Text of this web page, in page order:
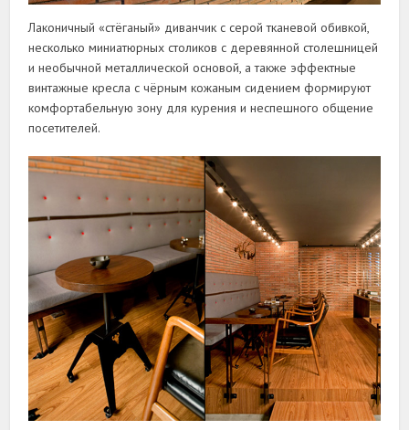
Лаконичный «стёганый» диванчик с серой тканевой обивкой,
несколько миниатюрных столиков с деревянной столешницей
и необычной металлической основой, а также эффектные
винтажные кресла с чёрным кожаным сидением формируют
комфортабельную зону для курения и неспешного общение
посетителей.